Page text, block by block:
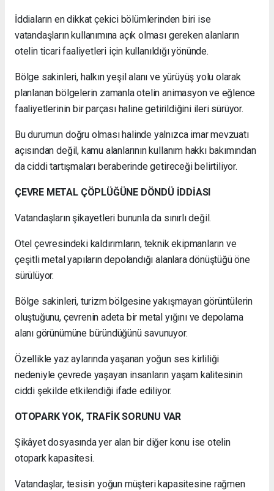
İddiaların en dikkat çekici bölümlerinden biri ise
vatandaşların kullanımına açık olması gereken alanların
otelin ticari faaliyetleri için kullanıldığı yönünde.
Bölge sakinleri, halkın yeşil alanı ve yürüyüş yolu olarak
planlanan bölgelerin zamanla otelin animasyon ve eğlence
faaliyetlerinin bir parçası haline getirildiğini ileri sürüyor.
Bu durumun doğru olması halinde yalnızca imar mevzuatı
açısından değil, kamu alanlarının kullanım hakkı bakımından
da ciddi tartışmaları beraberinde getireceği belirtiliyor.
ÇEVRE METAL ÇÖPLÜĞÜNE DÖNDÜ İDDİASI
Vatandaşların şikayetleri bununla da sınırlı değil.
Otel çevresindeki kaldırımların, teknik ekipmanların ve
çeşitli metal yapıların depolandığı alanlara dönüştüğü öne
sürülüyor.
Bölge sakinleri, turizm bölgesine yakışmayan görüntülerin
oluştuğunu, çevrenin adeta bir metal yığını ve depolama
alanı görünümüne büründüğünü savunuyor.
Özellikle yaz aylarında yaşanan yoğun ses kirliliği
nedeniyle çevrede yaşayan insanların yaşam kalitesinin
ciddi şekilde etkilendiği ifade ediliyor.
OTOPARK YOK, TRAFİK SORUNU VAR
Şikâyet dosyasında yer alan bir diğer konu ise otelin
otopark kapasitesi.
Vatandaşlar, tesisin yoğun müşteri kapasitesine rağmen